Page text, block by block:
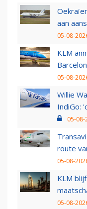
aan
05-08-
KLM
05-08-
Willie
IndiGo:
05-08-
route
05-08-
KLM
05-08-